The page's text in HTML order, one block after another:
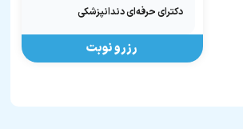
دکترای حرفه‌ای دندانپزشکی
رزرو نوبت